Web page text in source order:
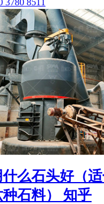
3780 8511
么石头好（
石料） 知乎